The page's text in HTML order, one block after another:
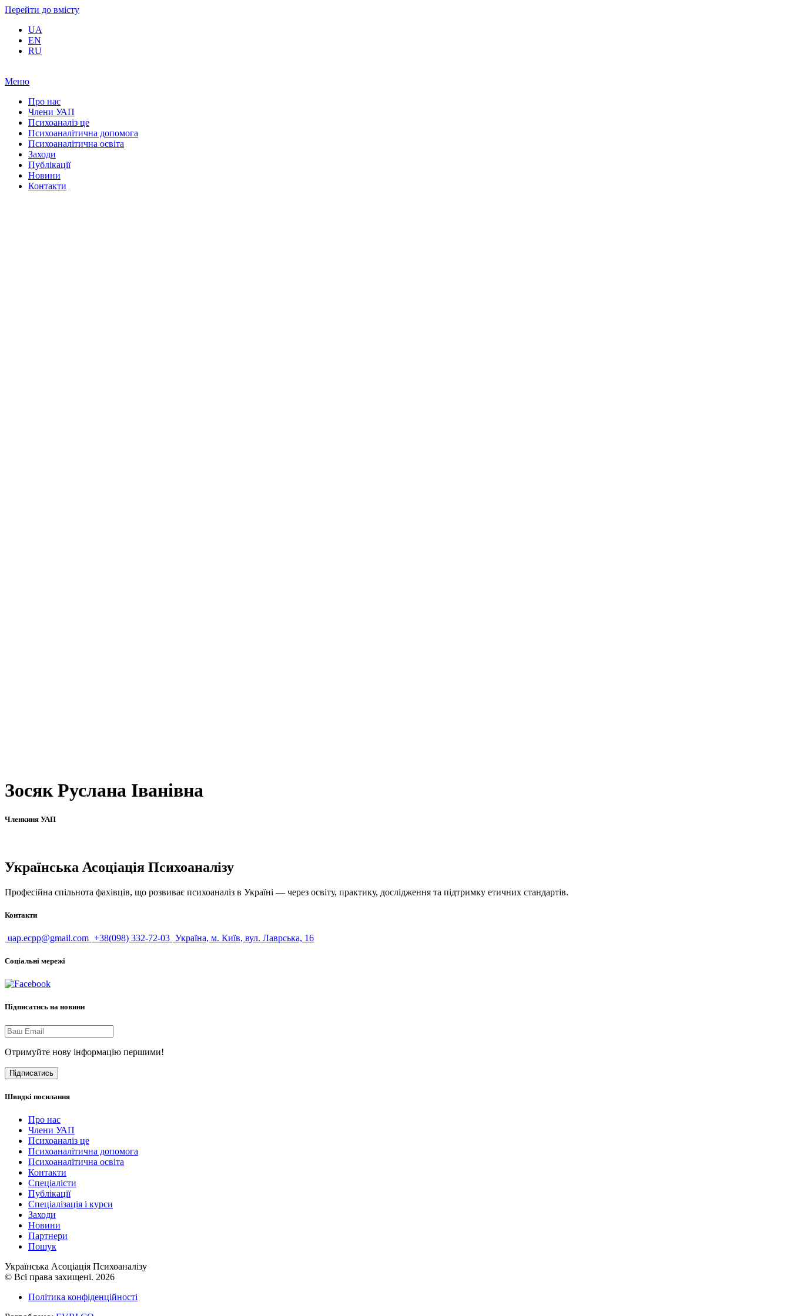
Перейти до вмісту
UA
EN
RU
Меню
Про нас
Члени УАП
Психоаналіз це
Психоаналітична допомога
Психоаналітична освіта
Заходи
Публікації
Новини
Контакти
Зосяк Руслана Іванівна
Членкиня УАП
Українська Асоціація Психоаналізу
Професійна спільнота фахівців, що розвиває психоаналіз в Україні — через освіту, практику, дослідження та підтримку етичних стандартів.
Контакти
uap.ecpp@gmail.com +38(098) 332-72-03 Україна, м. Київ, вул. Лаврська, 16
Соціальні мережі
Підписатись на новини
Отримуйте нову інформацію першими!
Підписатись
Швидкі посилання
Про нас
Члени УАП
Психоаналіз це
Психоаналітична допомога
Психоаналітична освіта
Контакти
Спеціалісти
Публікації
Cпеціалізація і курси
Заходи
Новини
Партнери
Пошук
Українська Асоціація Психоаналізу
© Всі права захищені. 2026
Політика конфіденційності